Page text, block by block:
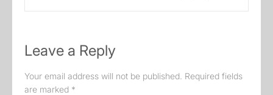
Leave a Reply
Your email address will not be published. Required fields
are marked *